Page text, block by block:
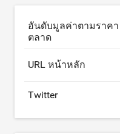
อันดับมูลค่าตามราคา
ตลาด
URL หน้าหลัก
Twitter